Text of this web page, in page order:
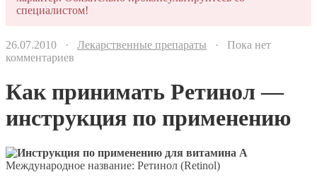
специалистом!
26.07.2010 · Лекарственные препараты · Пока нет
комментариев
Как принимать Ретинол —
инструкция по применению
Международное название: Ретинол (Retinol)